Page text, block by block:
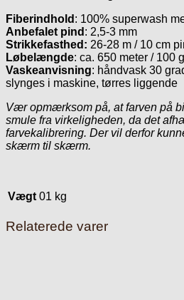
Fiberindhold : 100% superwash
Anbefalet pind : 2,5-3 mm
Strikkefasthed: 26-28 m / 10 cm
Løbelængde: ca. 650 meter / 100 g
Vaskeanvisning: håndvask 30
slynges i maskine, tørres liggende
Vær opmærksom på, at farven på
smule fra virkeligheden, da det
farvekalibrering. Der vil derfor
skærm til skærm.
Vægt 01 kg
Relaterede varer